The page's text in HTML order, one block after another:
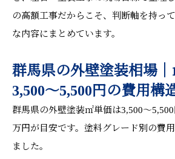
の高額工事だからこそ、判断軸を持っ
な内容にまとめています。
群馬県の外壁塗装相場
3,500〜5,500円の費用構
群馬県の外壁塗装㎡単価は3,500〜
万円が目安です。塗料グレード別の費
ました。